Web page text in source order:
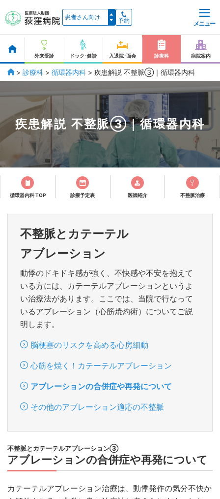
予約 メニュー
外来受診 ドック･健診 入退院･面会 診療科 病院案内
> 診療科 > 循環器内科 > 疾患解説 不整脈③｜循環器内科
疾患解説 不整脈③｜循環器内科
循環器内科 TOP 診療予定表 医師紹介 不整脈治療
不整脈とカテーテル
アブレーション
動悸のドキドキ感が強く、不快感や不安を抱えて
いる方には、カテーテルアブレーションというよ
い治療法があります。ここでは、当院で行なって
いるアブレーション（心筋焼灼術）についてご説
明します。
脳梗塞のリスクを高める心房細動
心筋を焼く！カテーテルアブレーション
アブレーションの合併症や再発について
その他のアブレーション適応の不整脈
不整脈とカテーテルアブレーション③
アブレーションの合併症や再発について
カテーテルアブレーション治療は、動悸発作の気分不快か